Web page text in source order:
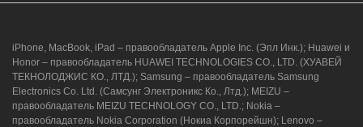
г. Новороссийск, ул. Героев Десантников,
2/3
iPhone, MacBook, iPad – правообладатель Apple Inc. (Эпл Инк.); Huawei и
Honor – правообладатель HUAWEI TECHNOLOGIES CO., LTD. (ХУАВЕЙ
ТЕКНОЛОДЖИС КО., ЛТД.); Samsung – правообладатель Samsung
Electronics Co. Ltd. (Самсунг Электроникс Ко., Лтд.); MEIZU –
правообладатель MEIZU TECHNOLOGY CO., LTD.; Nokia –
правообладатель Nokia Corporation (Нокиа Корпорейшн); Lenovo –